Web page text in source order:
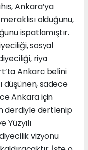
Ankara’ya
olduğunu,
ispatlamıştır.
sosyal
riya
Ankara belini
düşünen, sadece
Ankara için
derdiyle dertlenip
Yüzyılı
vizyonu